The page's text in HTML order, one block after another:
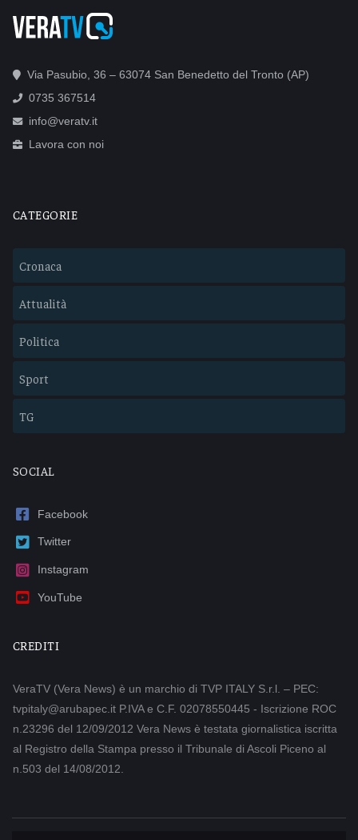
Via Pasubio, 36 – 63074 San Benedetto del Tronto (AP)
0735 367514
info@veratv.it
Lavora con noi
CATEGORIE
Cronaca
Attualità
Politica
Sport
TG
SOCIAL
Facebook
Twitter
Instagram
YouTube
CREDITI
VeraTV (Vera News) è un marchio di TVP ITALY S.r.l. – PEC:
tvpitaly@arubapec.it P.IVA e C.F. 02078550445 - Iscrizione ROC
n.23296 del 12/09/2012 Vera News è testata giornalistica iscritta
al Registro della Stampa presso il Tribunale di Ascoli Piceno al
n.503 del 14/08/2012.